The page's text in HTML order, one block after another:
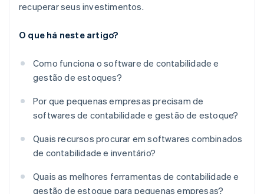
recuperar seus investimentos.
O que há neste artigo?
Como funciona o software de contabilidade e
gestão de estoques?
Por que pequenas empresas precisam de
softwares de contabilidade e gestão de estoque?
Quais recursos procurar em softwares combinados
de contabilidade e inventário?
Quais as melhores ferramentas de contabilidade e
gestão de estoque para pequenas empresas?